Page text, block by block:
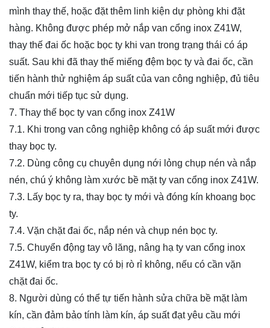
mình thay thế, hoặc đặt thêm linh kiện dự phòng khi đặt
hàng. Không được phép mở nắp van cổng inox Z41W,
thay thế đai ốc hoặc bọc ty khi van trong trạng thái có áp
suất. Sau khi đã thay thế miếng đệm bọc ty và đai ốc, cần
tiến hành thử nghiệm áp suất của van công nghiệp, đủ tiêu
chuẩn mới tiếp tục sử dụng.
7. Thay thế bọc ty van cổng inox Z41W
7.1. Khi trong van công nghiệp không có áp suất mới được
thay bọc ty.
7.2. Dùng công cụ chuyên dụng nới lỏng chụp nén và nắp
nén, chú ý không làm xước bề mặt ty van cổng inox Z41W.
7.3. Lấy bọc ty ra, thay bọc ty mới và đóng kín khoang bọc
ty.
7.4. Vặn chặt đai ốc, nắp nén và chụp nén bọc ty.
7.5. Chuyển động tay vô lăng, nâng hạ ty van cổng inox
Z41W, kiểm tra bọc ty có bị rò rỉ không, nếu có cần vặn
chặt đai ốc.
8. Người dùng có thể tự tiến hành sửa chữa bề mặt làm
kín, cần đảm bảo tính làm kín, áp suất đạt yêu cầu mới